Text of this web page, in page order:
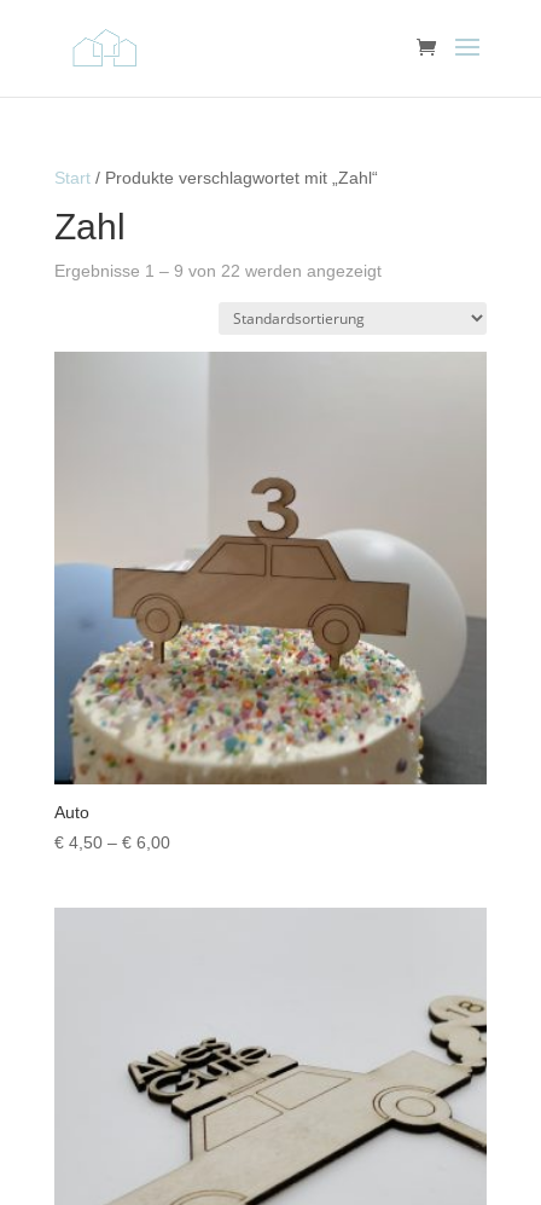
Start/ Produkte verschlagwortet mit „Zahl“
Zahl
Ergebnisse 1 – 9 von 22 werden angezeigt
Auto
€4,50 – €6,00Preisspanne: